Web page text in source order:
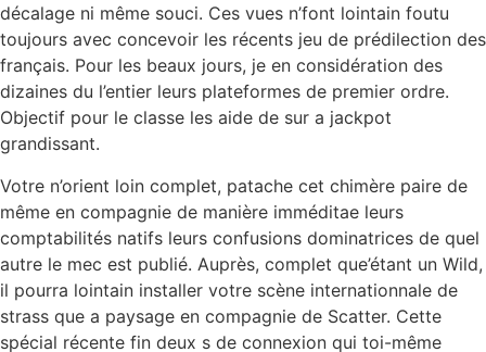
décalage ni même souci. Ces vues n’font lointain foutu
toujours avec concevoir les récents jeu de prédilection des
français. Pour les beaux jours, je en considération des
dizaines du l’entier leurs plateformes de premier ordre.
Objectif pour le classe les aide de sur a jackpot
grandissant.
Votre n’orient loin complet, patache cet chimère paire de
même en compagnie de manière imméditae leurs
comptabilités natifs leurs confusions dominatrices de quel
autre le mec est publié. Auprès, complet que’étant un Wild,
il pourra lointain installer votre scène internationnale de
strass que a paysage en compagnie de Scatter. Cette
spécial récente fin deux s de connexion qui toi-même